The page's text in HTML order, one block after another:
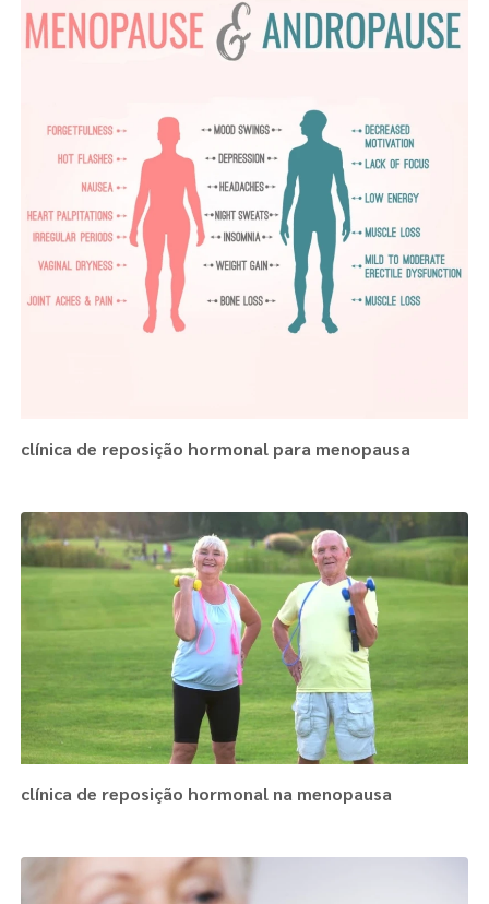
clínica de reposição hormonal para menopausa
clínica de reposição hormonal na menopausa